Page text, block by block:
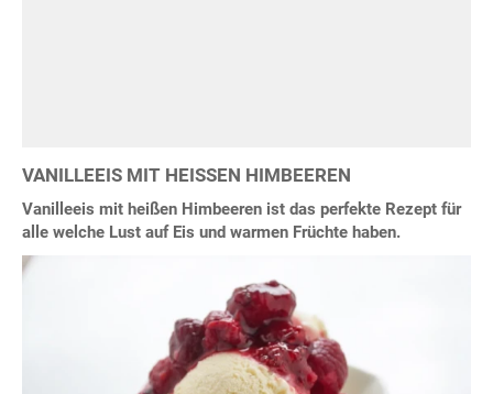
VANILLEEIS MIT HEISSEN HIMBEEREN
Vanilleeis mit heißen Himbeeren ist das perfekte Rezept für
alle welche Lust auf Eis und warmen Früchte haben.